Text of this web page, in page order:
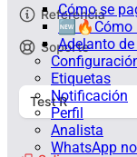
Cómo se
🆕🔥Cómo
Adelanto
Etiquetas
Notificación
Perfil
Analista
WhatsApp